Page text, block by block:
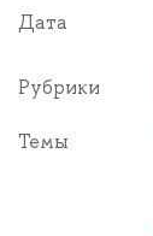
Дата
Рубрики
Темы